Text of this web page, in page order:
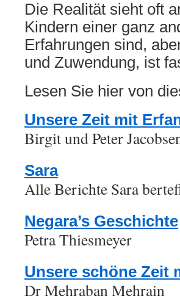
Die Realität sieht oft
Kindern einer ganz
Erfahrungen sind,
und Zuwendung, ist
Lesen Sie hier von
Unsere Zeit mit
Birgit und Peter
Sara
Alle Berichte Sara
Negara’s Geschichte
Petra Thiesmeyer
Unsere schöne Zeit
Dr Mehraban Mehrain